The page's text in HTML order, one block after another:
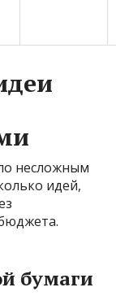
несложным
идей,
бумаги